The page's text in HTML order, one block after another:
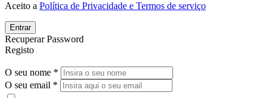
Aceito a Política de Privacidade e Termos de serviço
Entrar
Recuperar Password
Registo
O seu nome *
O seu email *